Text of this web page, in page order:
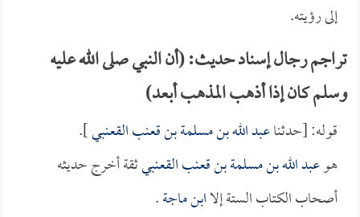
إلى رؤيته.
تراجم رجال إسناد حديث: (أن النبي صلى الله عليه
وسلم كان إذا أذهب المذهب أبعد)
قوله: [حدثناعبد الله بن مسلمة بن قعنب القعنبي].
هوعبد الله بن مسلمة بن قعنب القعنبيثقة أخرج حديثه
أصحاب الكتاب الستة إلاابن ماجة.